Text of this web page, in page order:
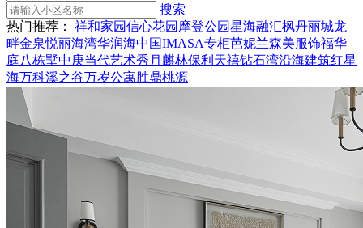
搜索
热门推荐：
祥和家园信心花园 摩登公园星海融汇枫丹丽城龙
畔金泉悦丽海湾华润海中国IMASA专柜芭妮兰森美服饰福华
庭八栋墅中庚当代艺术秀月麒林保利天禧钻石湾沿海建筑红星
海万科溪之谷万岁公寓胜鼎桃源